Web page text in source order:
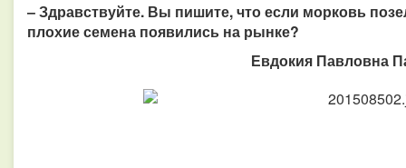
– Здравствуйте. Вы пишите, что если морковь
плохие семена появились на рынке?
Евдокия Павловна